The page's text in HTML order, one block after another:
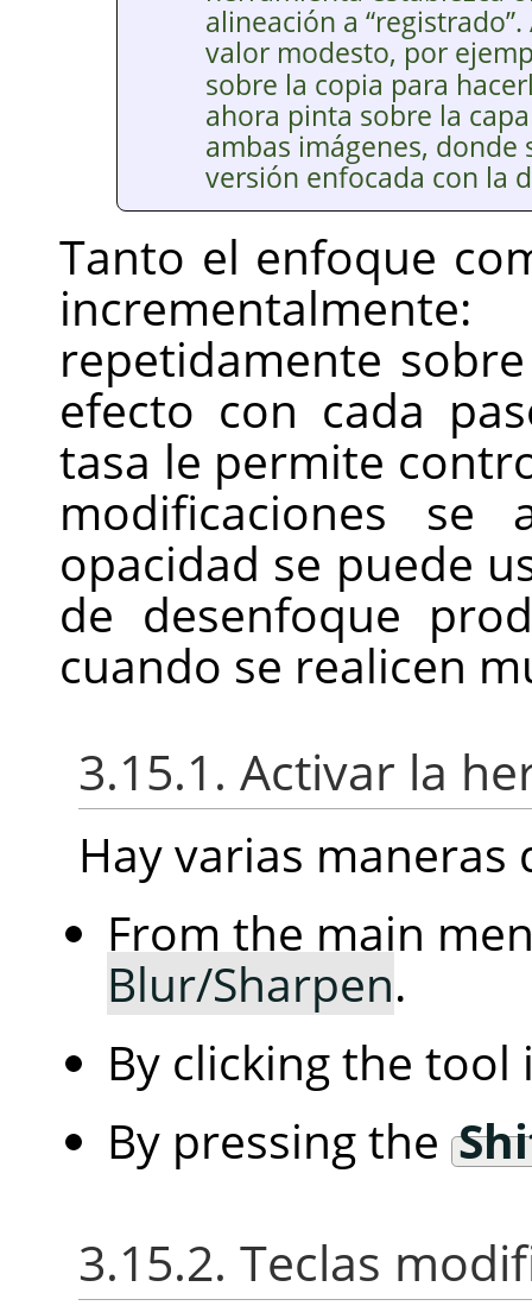
alineación a “registrado”.
valor modesto, por
sobre la copia para
ahora pinta sobre la
ambas imágenes, donde
versión enfocada con la
Tanto el enfoque
repetidamente
efecto con cada
tasa le permite
modificaciones se
opacidad se puede
de desenfoque
cuando se realicen
3.15.1. Activar la
Hay varias
From the main
Blur/Sharpen.
By clicking the
By pressing the
3.15.2. Teclas